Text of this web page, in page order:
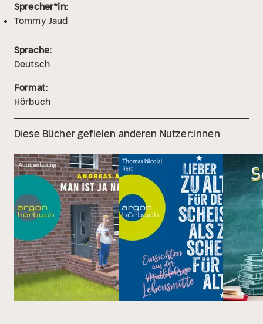
Sprecher*in:
Tommy Jaud
Sprache:
Deutsch
Format:
Hörbuch
Diese Bücher gefielen anderen Nutzer:innen